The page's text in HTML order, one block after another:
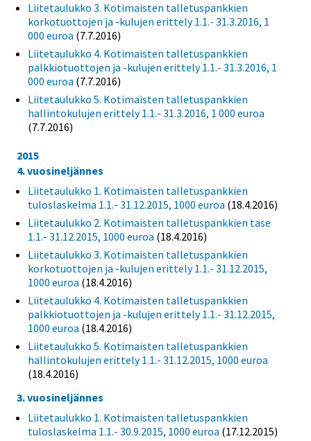
Liitetaulukko 3. Kotimaisten talletuspankkien
korkotuottojen ja -kulujen erittely 1.1.- 31.3.2016, 1
000 euroa (7.7.2016)
Liitetaulukko 4. Kotimaisten talletuspankkien
palkkiotuottojen ja -kulujen erittely 1.1.- 31.3.2016, 1
000 euroa (7.7.2016)
Liitetaulukko 5. Kotimaisten talletuspankkien
hallintokulujen erittely 1.1.- 31.3.2016, 1 000 euroa
(7.7.2016)
2015
4. vuosineljännes
Liitetaulukko 1. Kotimaisten talletuspankkien
tuloslaskelma 1.1.- 31.12.2015, 1000 euroa (18.4.2016)
Liitetaulukko 2. Kotimaisten talletuspankkien tase
1.1.- 31.12.2015, 1000 euroa (18.4.2016)
Liitetaulukko 3. Kotimaisten talletuspankkien
korkotuottojen ja -kulujen erittely 1.1.- 31.12.2015,
1000 euroa (18.4.2016)
Liitetaulukko 4. Kotimaisten talletuspankkien
palkkiotuottojen ja -kulujen erittely 1.1.- 31.12.2015,
1000 euroa (18.4.2016)
Liitetaulukko 5. Kotimaisten talletuspankkien
hallintokulujen erittely 1.1.- 31.12.2015, 1000 euroa
(18.4.2016)
3. vuosineljännes
Liitetaulukko 1. Kotimaisten talletuspankkien
tuloslaskelma 1.1.- 30.9.2015, 1000 euroa (17.12.2015)